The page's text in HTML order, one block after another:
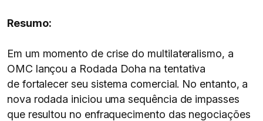
Resumo:
Em um momento de crise do multilateralismo, a
OMC lançou a Rodada Doha na tentativa
de fortalecer seu sistema comercial. No entanto, a
nova rodada iniciou uma sequência de impasses
que resultou no enfraquecimento das negociações